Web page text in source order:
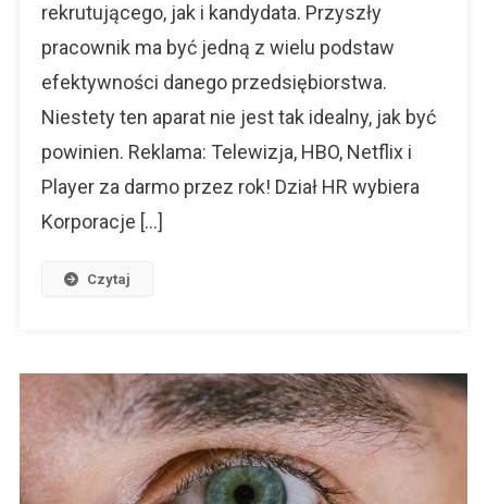
rekrutującego, jak i kandydata. Przyszły
pracownik ma być jedną z wielu podstaw
efektywności danego przedsiębiorstwa.
Niestety ten aparat nie jest tak idealny, jak być
powinien. Reklama: Telewizja, HBO, Netflix i
Player za darmo przez rok! Dział HR wybiera
Korporacje […]
Czytaj